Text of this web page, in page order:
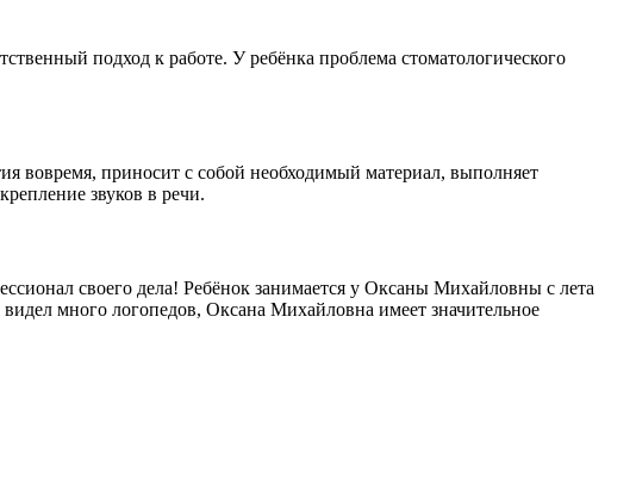
подход к работе. У ребёнка проблема стоматологического
вовремя, приносит с собой необходимый материал, выполняет
звуков в речи.
своего дела! Ребёнок занимается у Оксаны Михайловны с лета
много логопедов, Оксана Михайловна имеет значительное